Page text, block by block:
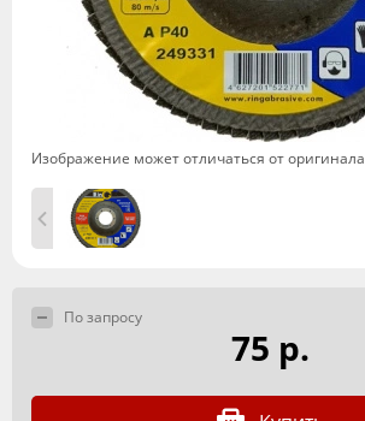
Изображение может отличаться от оригинала
По запросу
75 р.